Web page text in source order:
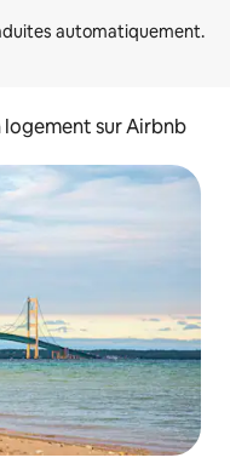
sur Airbnb